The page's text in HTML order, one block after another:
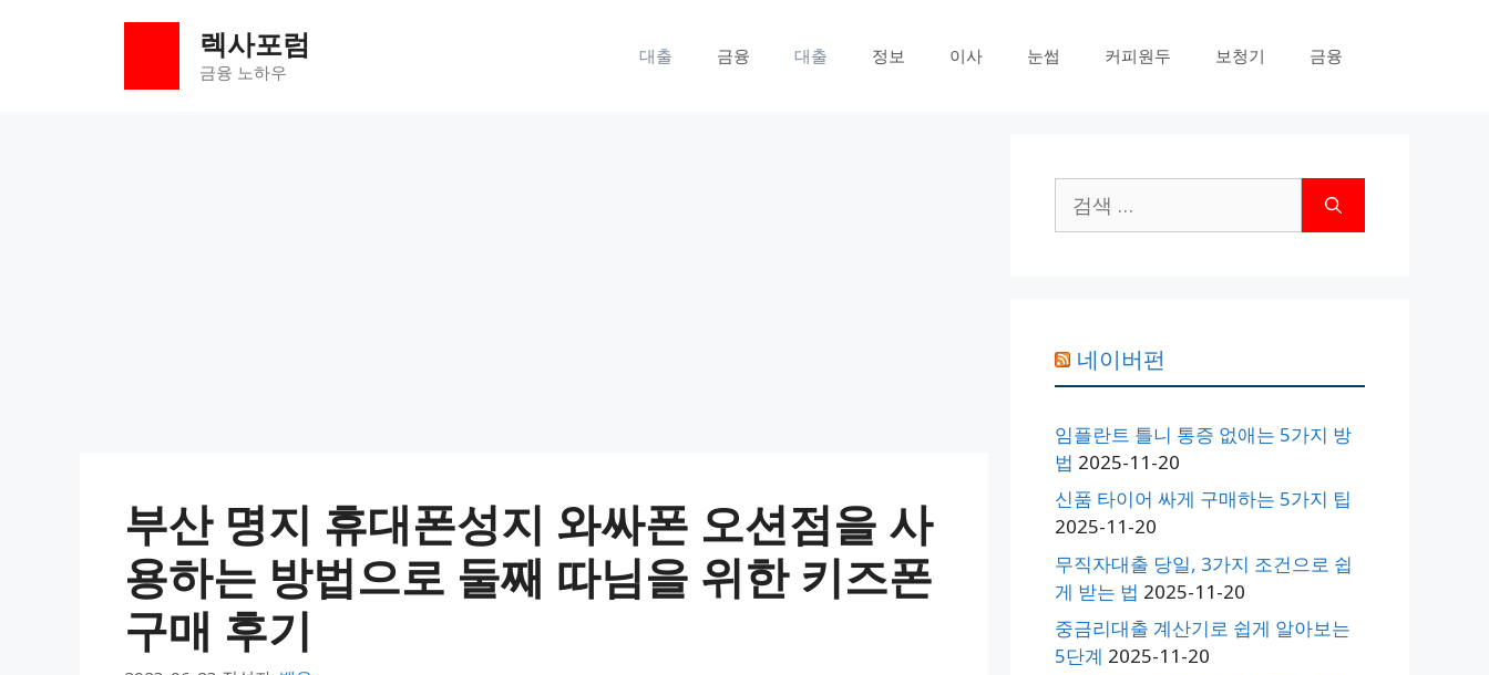
렉사포럼
금융 노하우
대출 금융 대출 정보 이사 눈썹 커피원두 보청기 금융
부산 명지 휴대폰성지 와싸폰 오션점을 사
용하는 방법으로 둘째 따님을 위한 키즈폰
구매 후기
색:
네이버펀
임플란트 틀니 통증 없애는 5가지 방
법 2025-11-20
신품 타이어 싸게 구매하는 5가지 팁
2025-11-20
무직자대출 당일, 3가지 조건으로 쉽
게 받는 법 2025-11-20
중금리대출 계산기로 쉽게 알아보는
5단계 2025-11-20